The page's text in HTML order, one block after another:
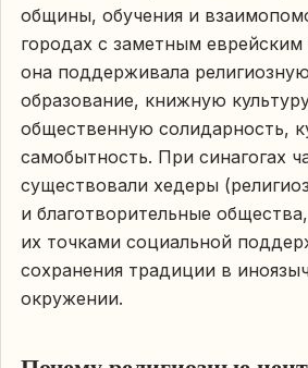
общины, обучения и
городах с заметным еврейским
она поддерживала
образование, книжную
общественную солидарность,
самобытность. При синагогах
существовали хедеры
и благотворительные
их точками социальной
сохранения традиции в
окружении.